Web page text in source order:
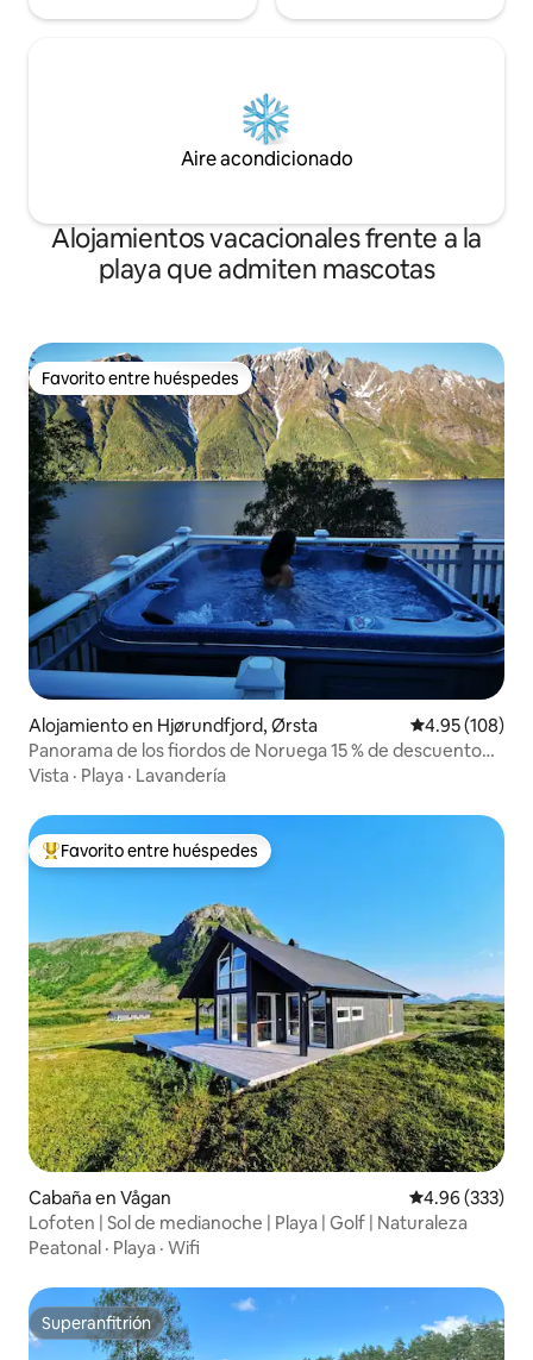
Aire acondicionado
Alojamientos vacacionales frente a la
playa que admiten mascotas
Favorito entre huéspedes
Favorito entre huéspedes
Alojamiento en Hjørundfjord, Ørsta Calificación
4.95 (108)
Panorama de los fiordos de Noruega 15 % de descuento
Otoño/Invierno
Vista · Playa · Lavandería
Favorito entre huéspedes preferido
Favorito entre huéspedes
Cabaña en Vågan Calificación
4.96 (333)
Lofoten | Sol de medianoche | Playa | Golf | Naturaleza
Peatonal · Playa · Wifi
Superanfitrión
Superanfitrión